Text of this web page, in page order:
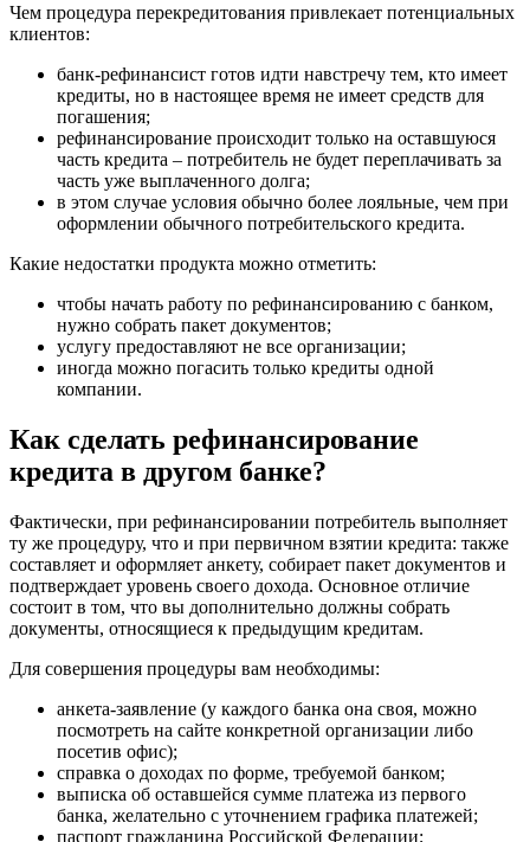
Чем процедура перекредитования привлекает потенциальных
клиентов:
банк-рефинансист готов идти навстречу тем, кто имеет
кредиты, но в настоящее время не имеет средств для
погашения;
рефинансирование происходит только на оставшуюся
часть кредита – потребитель не будет переплачивать за
часть уже выплаченного долга;
в этом случае условия обычно более лояльные, чем при
оформлении обычного потребительского кредита.
Какие недостатки продукта можно отметить:
чтобы начать работу по рефинансированию с банком,
нужно собрать пакет документов;
услугу предоставляют не все организации;
иногда можно погасить только кредиты одной
компании.
Как сделать рефинансирование
кредита в другом банке?
Фактически, при рефинансировании потребитель выполняет
ту же процедуру, что и при первичном взятии кредита: также
составляет и оформляет анкету, собирает пакет документов и
подтверждает уровень своего дохода. Основное отличие
состоит в том, что вы дополнительно должны собрать
документы, относящиеся к предыдущим кредитам.
Для совершения процедуры вам необходимы:
анкета-заявление (у каждого банка она своя, можно
посмотреть на сайте конкретной организации либо
посетив офис);
справка о доходах по форме, требуемой банком;
выписка об оставшейся сумме платежа из первого
банка, желательно с уточнением графика платежей;
паспорт гражданина Российской Федерации;